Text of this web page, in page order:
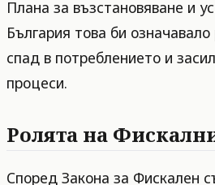
Плана за възстановяване и
България това би
спад в потреблението и
процеси.
Ролята на
Според Закона за Фискален